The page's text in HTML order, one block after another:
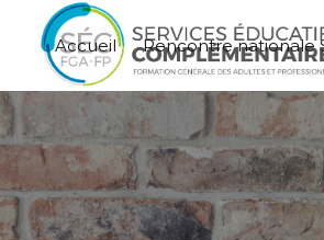
Accueil Rencontre nationale